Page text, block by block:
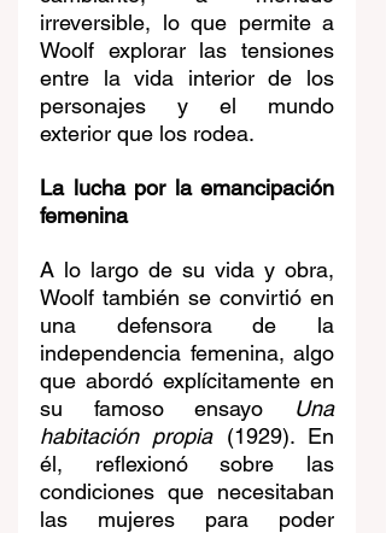
irreversible, lo que permite a
Woolf explorar las tensiones
entre la vida interior de los
personajes y el mundo
exterior que los rodea.
La lucha por la emancipación
femenina
A lo largo de su vida y obra,
Woolf también se convirtió en
una defensora de la
independencia femenina, algo
que abordó explícitamente en
su famoso ensayo Una
habitación propia (1929). En
él, reflexionó sobre las
condiciones que necesitaban
las mujeres para poder